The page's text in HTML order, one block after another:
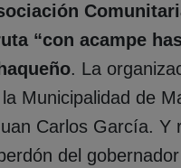
“con acampe
. La
Municipalidad de
Carlos García.
del